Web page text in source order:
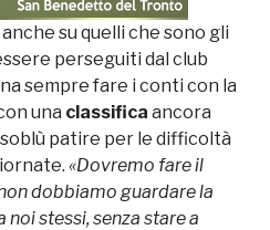
su quelli che sono gli
perseguiti dal club
sempre fare i conti con la
una classifica ancora
patire per le difficoltà
«Dovremo fare il
dobbiamo guardare la
stessi, senza stare a